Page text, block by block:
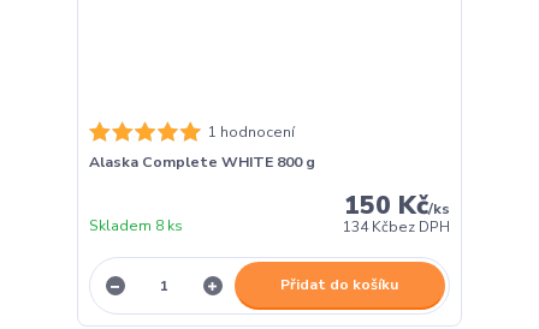
1 hodnocení
Alaska Complete WHITE 800 g
150 Kč/ks
134 Kčbez DPH
Skladem 8 ks
Přidat do košíku